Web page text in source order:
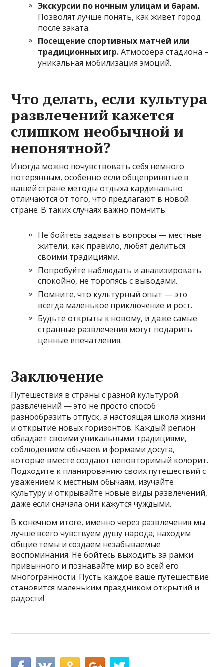
Экскурсии по ночным улицам и барам.
Позволят лучше понять, как живет город
после заката.
Посещение спортивных матчей или
традиционных игр.Атмосфера стадиона –
уникальная мобилизация эмоций.
Что делать, если культура
развлечений кажется
слишком необычной и
непонятной?
Иногда можно почувствовать себя немного
потерянным, особенно если общепринятые в
вашей стране методы отдыха кардинально
отличаются от того, что предлагают в новой
стране. В таких случаях важно помнить:
Не бойтесь задавать вопросы — местные
жители, как правило, любят делиться
своими традициями.
Попробуйте наблюдать и анализировать
спокойно, не торопясь с выводами.
Помните, что культурный опыт — это
всегда маленькое приключение и рост.
Будьте открыты к новому, и даже самые
странные развлечения могут подарить
ценные впечатления.
Заключение
Путешествия в страны с разной культурой
развлечений — это не просто способ
разнообразить отпуск, а настоящая школа жизни
и открытие новых горизонтов. Каждый регион
обладает своими уникальными традициями,
соблюдением обычаев и формами досуга,
которые вместе создают неповторимый колорит.
Подходите к планированию своих путешествий с
уважением к местным обычаям, изучайте
культуру и открывайте новые виды развлечений,
даже если сначала они кажутся чуждыми.
В конечном итоге, именно через развлечения мы
лучше всего чувствуем душу народа, находим
общие темы и создаем незабываемые
воспоминания. Не бойтесь выходить за рамки
привычного и познавайте мир во всей его
многогранности. Пусть каждое ваше путешествие
становится маленьким праздником открытий и
радости!